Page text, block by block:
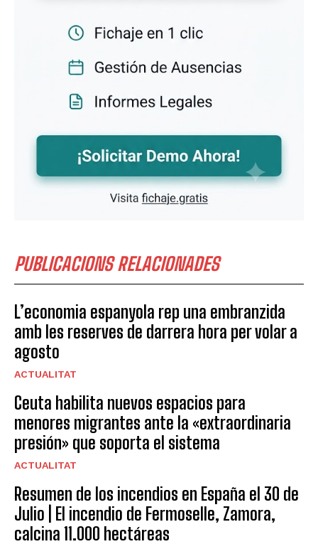
PUBLICACIONS RELACIONADES
L’economia espanyola rep una embranzida
amb les reserves de darrera hora per volar a
agosto
ACTUALITAT
Ceuta habilita nuevos espacios para
menores migrantes ante la «extraordinaria
presión» que soporta el sistema
ACTUALITAT
Resumen de los incendios en España el 30 de
Julio | El incendio de Fermoselle, Zamora,
calcina 11.000 hectáreas